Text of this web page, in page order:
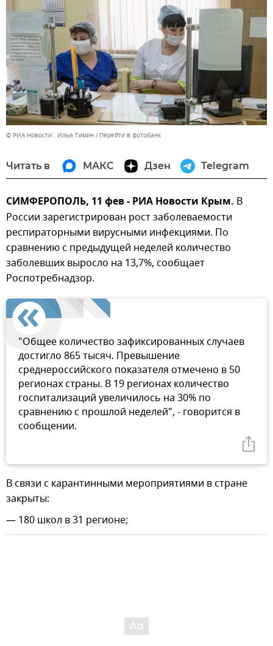
© РИА Новости . Илья Тимин Перейти в фотобанк
Читать в МАКС Дзен Telegram
СИМФЕРОПОЛЬ, 11 фев - РИА Новости Крым. В
России зарегистрирован рост заболеваемости
респираторными вирусными инфекциями. По
сравнению с предыдущей неделей количество
заболевших выросло на 13,7%, сообщает
Роспотребнадзор.
"Общее количество зафиксированных случаев
достигло 865 тысяч. Превышение
среднероссийского показателя отмечено в 50
регионах страны. В 19 регионах количество
госпитализаций увеличилось на 30% по
сравнению с прошлой неделей", - говорится в
сообщении.
В связи с карантинными мероприятиями в стране
закрыты:
— 180 школ в 31 регионе;